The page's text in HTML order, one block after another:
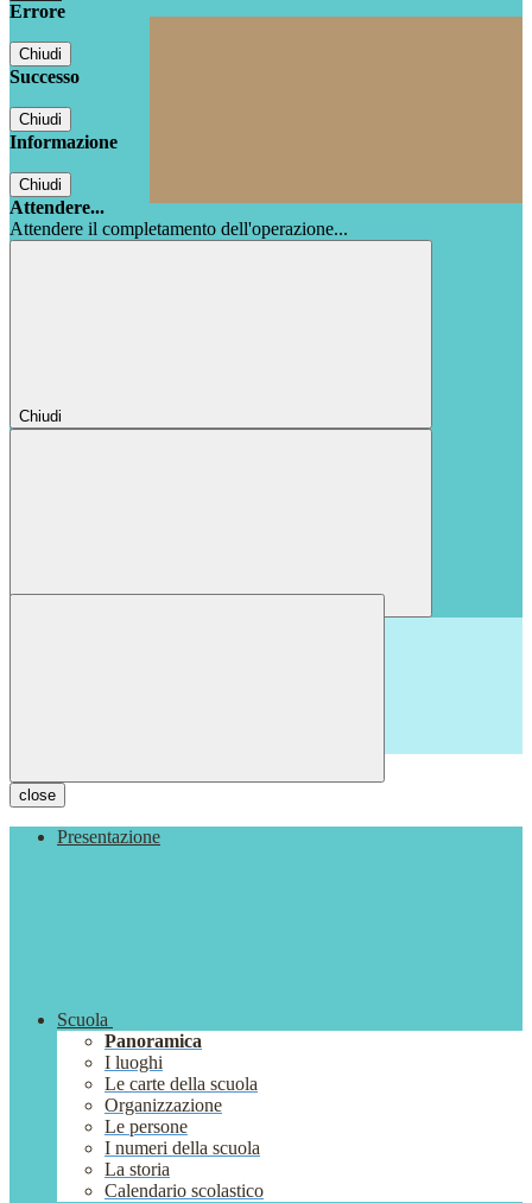
Errore
Chiudi
Successo
Chiudi
Informazione
Chiudi
Attendere...
Attendere il completamento dell'operazione...
Chiudi
close
Presentazione
Scuola
Panoramica
I luoghi
Le carte della scuola
Organizzazione
Le persone
I numeri della scuola
La storia
Calendario scolastico